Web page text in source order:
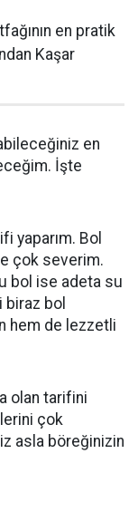
en pratik
Kaşar
en
İşte
yaparım. Bol
çok severim.
bol ise adeta su
biraz bol
hem de lezzetli
olan tarifini
çok
asla böreğinizin